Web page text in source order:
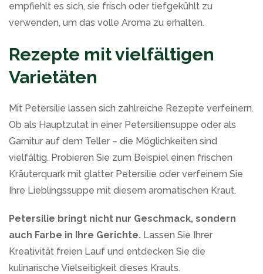
empfiehlt es sich, sie frisch oder tiefgekühlt zu
verwenden, um das volle Aroma zu erhalten.
Rezepte mit vielfältigen
Varietäten
Mit Petersilie lassen sich zahlreiche Rezepte verfeinern.
Ob als Hauptzutat in einer Petersiliensuppe oder als
Garnitur auf dem Teller – die Möglichkeiten sind
vielfältig. Probieren Sie zum Beispiel einen frischen
Kräuterquark mit glatter Petersilie oder verfeinern Sie
Ihre Lieblingssuppe mit diesem aromatischen Kraut.
Petersilie bringt nicht nur Geschmack, sondern
auch Farbe in Ihre Gerichte. Lassen Sie Ihrer
Kreativität freien Lauf und entdecken Sie die
kulinarische Vielseitigkeit dieses Krauts.